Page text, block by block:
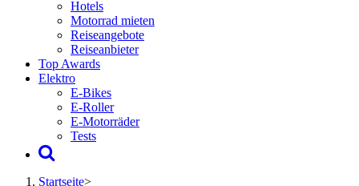
Hotels
Motorrad mieten
Reiseangebote
Reiseanbieter
Top Awards
Elektro
E-Bikes
E-Roller
E-Motorräder
Tests
Startseite>